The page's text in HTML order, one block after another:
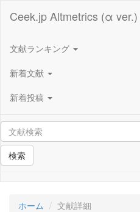
Ceek.jp Altmetrics (α ver.)
文献ランキング
新着文献
新着投稿
検索
ホーム 文献詳細